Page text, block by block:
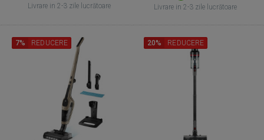
Livrare in 2-3 zile lucrătoare
Livrare in 2-3 zile lucrătoare
7% REDUCERE 20% REDUCERE